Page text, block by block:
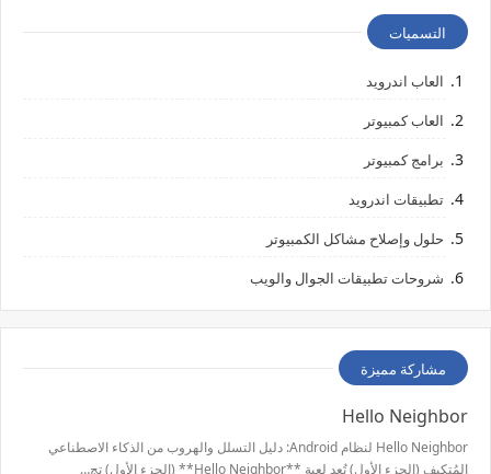
التسميات
العاب اندرويد
العاب كمبيوتر
برامج كمبيوتر
تطبيقات اندرويد
حلول وإصلاح مشاكل الكمبيوتر
شروحات تطبيقات الجوال والويب
مشاركة مميزة
Hello Neighbor
Hello Neighbor لنظام Android: دليل التسلل والهروب من الذكاء الاصطناعي
المُتكيف (الجزء الأول) تُعد لعبة **Hello Neighbor** (الجزء الأول) تج…